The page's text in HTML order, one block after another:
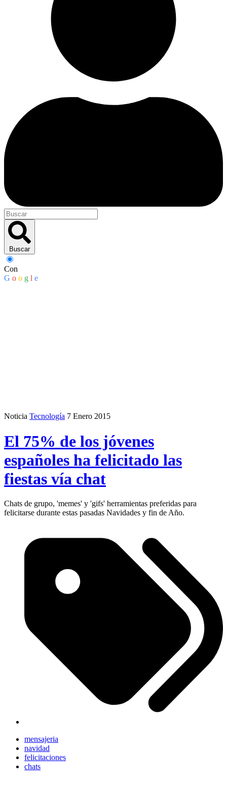
Buscar
Con
G o o g l e
Noticia Tecnología 7 Enero 2015
El 75% de los jóvenes
españoles ha felicitado las
fiestas vía chat
Chats de grupo, 'memes' y 'gifs' herramientas preferidas para
felicitarse durante estas pasadas Navidades y fin de Año.
mensajeria
navidad
felicitaciones
chats